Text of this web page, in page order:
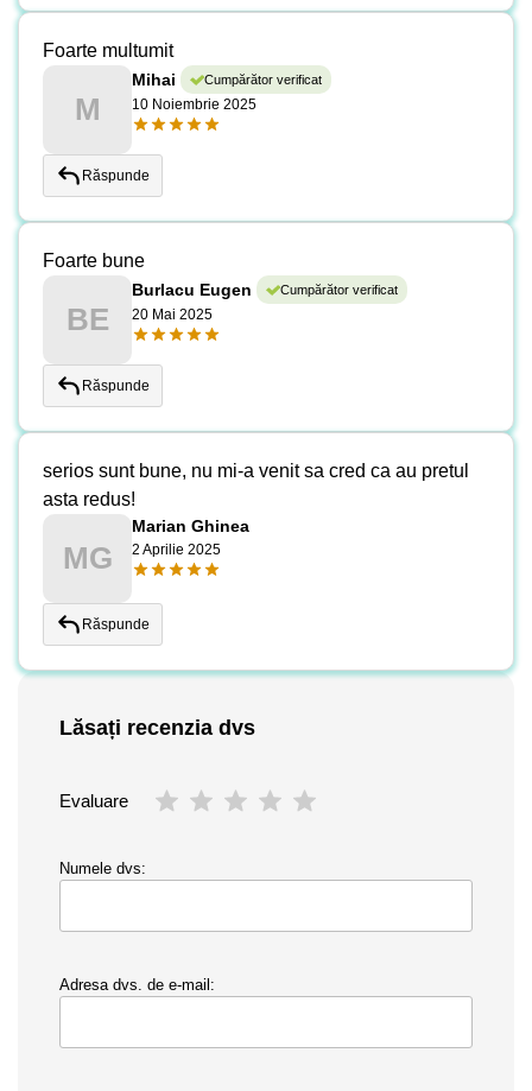
M
Mihai Cumpărător verificat
10 Noiembrie 2025
Foarte multumit
Răspunde
BE
Burlacu Eugen Cumpărător verificat
20 Mai 2025
Foarte bune
Răspunde
MG
Marian Ghinea
2 Aprilie 2025
serios sunt bune, nu mi-a venit sa cred ca au pretul
asta redus!
Răspunde
Lăsați recenzia dvs
Evaluare
Numele dvs:
Adresa dvs. de e-mail: